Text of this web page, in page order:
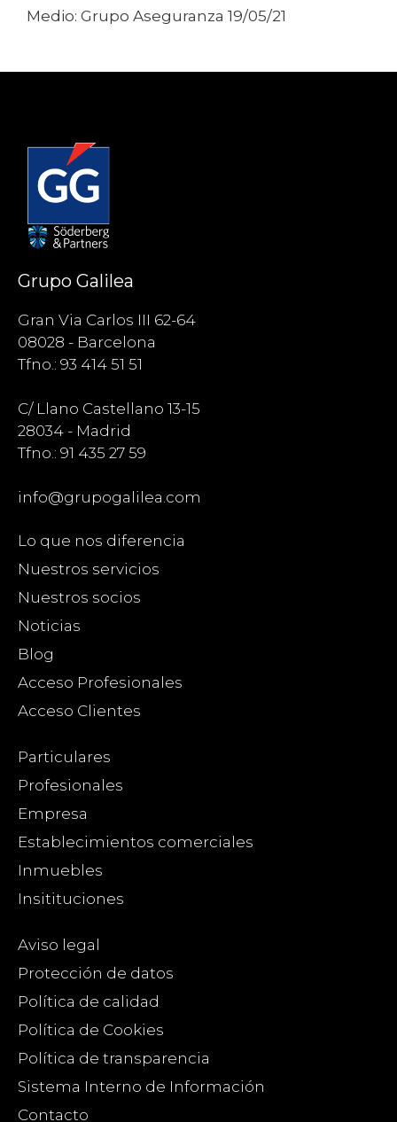
Medio: Grupo Aseguranza 19/05/21
Grupo Galilea
Gran Via Carlos III 62-64
08028 - Barcelona
Tfno.: 93 414 51 51
C/ Llano Castellano 13-15
28034 - Madrid
Tfno.: 91 435 27 59
info@grupogalilea.com
Lo que nos diferencia
Nuestros servicios
Nuestros socios
Noticias
Blog
Acceso Profesionales
Acceso Clientes
Particulares
Profesionales
Empresa
Establecimientos comerciales
Inmuebles
Insitituciones
Aviso legal
Protección de datos
Política de calidad
Política de Cookies
Política de transparencia
Sistema Interno de Información
Contacto